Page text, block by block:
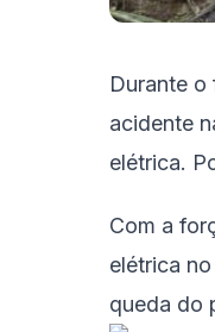
Durante
acidente
elétrica.
Com a
elétrica
queda do